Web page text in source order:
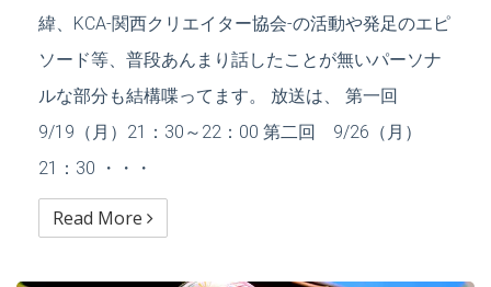
緯、KCA-関西クリエイター協会-の活動や発足のエピ
ソード等、普段あんまり話したことが無いパーソナ
ルな部分も結構喋ってます。 放送は、 第一回
9/19（月）21：30～22：00 第二回 9/26（月）
21：30 ・・・
Read More